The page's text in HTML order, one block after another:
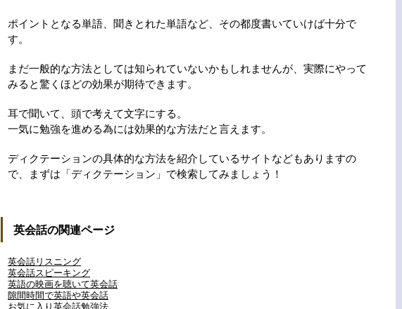
ポイントとなる単語、聞きとれた単語など、その都度書いていけば十分で
す。
まだ一般的な方法としては知られていないかもしれませんが、実際にやって
みると驚くほどの効果が期待できます。
耳で聞いて、頭で考えて文字にする。
一気に勉強を進める為には効果的な方法だと言えます。
ディクテーションの具体的な方法を紹介しているサイトなどもありますの
で、まずは「ディクテーション」で検索してみましょう！
英会話の関連ページ
英会話リスニング
英会話スピーキング
英語の映画を聴いて英会話
隙間時間で英語や英会話
お気に入り英会話勉強法